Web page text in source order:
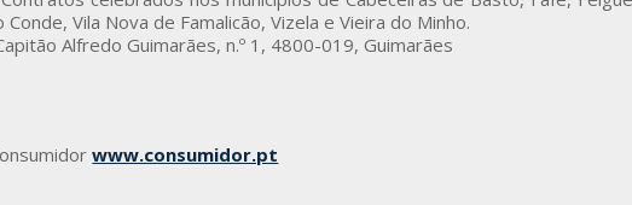
Vila Nova de Famalicão, Vizela e Vieira do Minho.
Alfredo Guimarães, n.º 1, 4800-019, Guimarães
www.consumidor.pt